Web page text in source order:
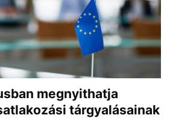
megnyithatja
tárgyalásainak